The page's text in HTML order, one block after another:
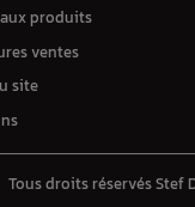
produits
ventes
site
Tous droits réservés Stef